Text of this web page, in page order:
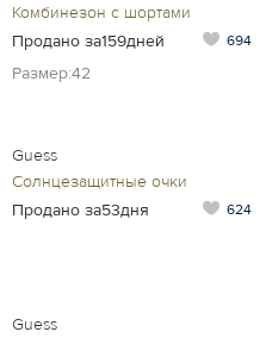
Комбинезон с шортами
Продано за159дней
694
Размер:42
Guess
Солнцезащитные очки
Продано за53дня
624
Guess